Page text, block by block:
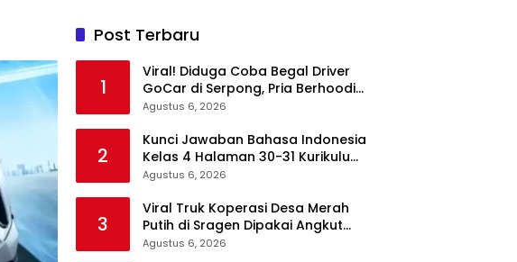
Post Terbaru
1
Viral! Diduga Coba Begal Driver
GoCar di Serpong, Pria Berhoodie
Hitam Diamankan Warga dan
Agustus 6, 2026
2
Kunci Jawaban Bahasa Indonesia
Kelas 4 Halaman 30-31 Kurikulum
Merdeka, Menyimak Teks Kepala
Agustus 6, 2026
3
Viral Truk Koperasi Desa Merah
Putih di Sragen Dipakai Angkut
Tebu, Kodim Langsung Turun
Agustus 6, 2026